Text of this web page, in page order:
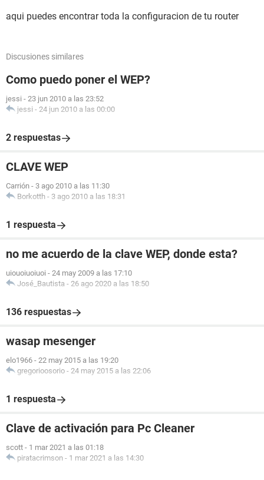
aqui puedes encontrar toda la configuracion de tu router
Discusiones similares
Como puedo poner el WEP?
jessi - 23 jun 2010 a las 23:52
jessi - 24 jun 2010 a las 00:00
2 respuestas
CLAVE WEP
Carrión - 3 ago 2010 a las 11:30
Borkotth - 3 ago 2010 a las 18:31
1 respuesta
no me acuerdo de la clave WEP, donde esta?
uiouoiuoiuoi - 24 may 2009 a las 17:10
José_Bautista - 26 ago 2020 a las 18:50
136 respuestas
wasap mesenger
elo1966 - 22 may 2015 a las 19:20
gregorioosorio - 24 may 2015 a las 22:06
1 respuesta
Clave de activación para Pc Cleaner
scott - 1 mar 2021 a las 01:18
piratacrimson - 1 mar 2021 a las 14:30